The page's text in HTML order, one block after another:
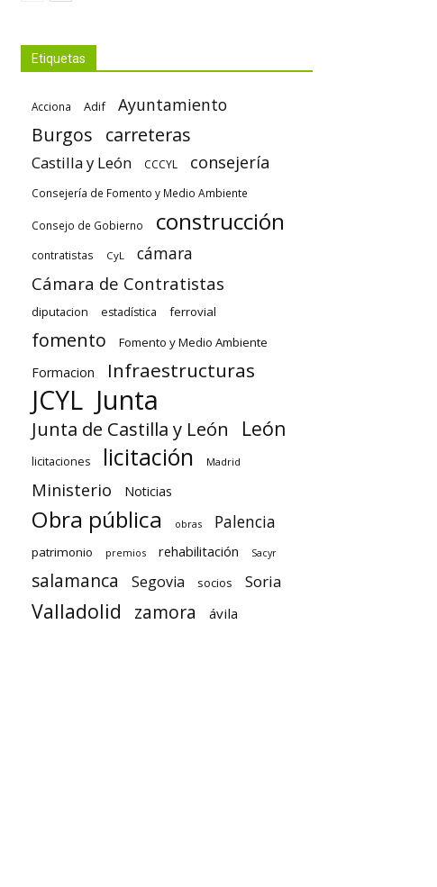
Etiquetas
Acciona Adif Ayuntamiento
Burgos carreteras
Castilla y León CCCYL consejería
Consejería de Fomento y Medio Ambiente
Consejo de Gobierno construcción
contratistas CyL cámara
Cámara de Contratistas
diputacion estadística ferrovial
fomento Fomento y Medio Ambiente
Formacion Infraestructuras
JCYL Junta
Junta de Castilla y León León
licitaciones licitación Madrid
Ministerio Noticias
Obra pública obras Palencia
patrimonio premios rehabilitación Sacyr
salamanca Segovia socios Soria
Valladolid zamora ávila